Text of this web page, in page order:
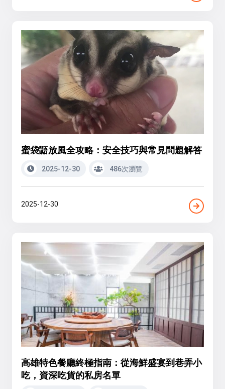
蜜袋鼯放風全攻略：安全技巧與常見問題解答
2025-12-30 486次瀏覽
2025-12-30
高雄特色餐廳終極指南：從海鮮盛宴到巷弄小
吃，資深吃貨的私房名單